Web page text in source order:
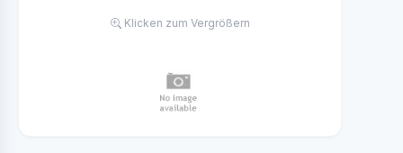
Klicken zum Vergrößern